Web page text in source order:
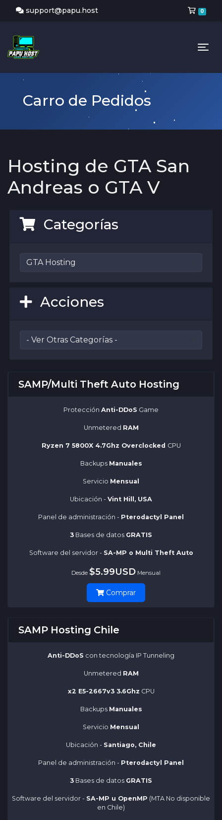
support@papu.host 0
Carro de Pedidos
Hosting de GTA San
Andreas o GTA V
Categorías
Acciones
SAMP/Multi Theft Auto Hosting
Protección Anti-DDoS Game
Unmetered RAM
Ryzen 7 5800X 4.7Ghz Overclocked CPU
Backups Manuales
Servicio Mensual
Ubicación - Vint Hill, USA
Panel de administración - Pterodactyl Panel
3 Bases de datos GRATIS
Software del servidor - SA-MP o Multi Theft Auto
Desde $5.99USD Mensual
Comprar
SAMP Hosting Chile
Anti-DDoS con tecnología IP Tunneling
Unmetered RAM
x2 E5-2667v3 3.6Ghz CPU
Backups Manuales
Servicio Mensual
Ubicación - Santiago, Chile
Panel de administración - Pterodactyl Panel
3 Bases de datos GRATIS
Software del servidor - SA-MP u OpenMP (MTA No disponible
en Chile)